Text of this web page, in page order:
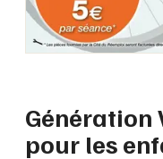
Génération
pour les